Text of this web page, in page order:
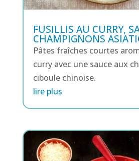
FUSILLIS AU CURRY,
CHAMPIGNONS
Pâtes fraîches courtes
curry avec une sauce aux
ciboule chinoise.
lire plus